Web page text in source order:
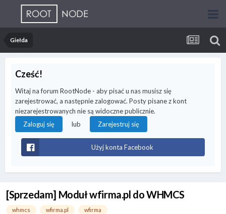
Giełda
Cześć!
Witaj na forum RootNode - aby pisać u nas musisz się
zarejestrować, a następnie zalogować. Posty pisane z kont
niezarejestrowanych nie są widoczne publicznie.
Zaloguj się
lub Zarejestruj się
Użyj konta Facebook
[Sprzedam] Moduł wfirma.pl do WHMCS
whmcs wfirma.pl wfirma